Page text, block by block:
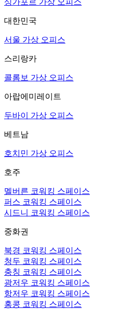
싱가포르 가상 오피스
대한민국
서울 가상 오피스
스리랑카
콜롬보 가상 오피스
아랍에미레이트
두바이 가상 오피스
베트남
호치민 가상 오피스
호주
멜버른 코워킹 스페이스
퍼스 코워킹 스페이스
시드니 코워킹 스페이스
중화권
북경 코워킹 스페이스
청두 코워킹 스페이스
충칭 코워킹 스페이스
광저우 코워킹 스페이스
항저우 코워킹 스페이스
홍콩 코워킹 스페이스